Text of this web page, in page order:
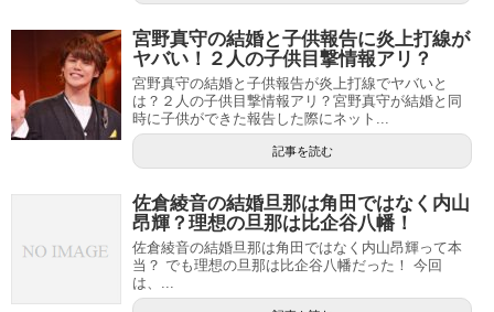
宮野真守の結婚と子供報告に炎上打線が
ヤバい！２人の子供目撃情報アリ？
宮野真守の結婚と子供報告が炎上打線でヤバいと
は？２人の子供目撃情報アリ？宮野真守が結婚と同
時に子供ができた報告した際にネット...
記事を読む
佐倉綾音の結婚旦那は角田ではなく内山
昂輝？理想の旦那は比企谷八幡！
佐倉綾音の結婚旦那は角田ではなく内山昂輝って本
当？ でも理想の旦那は比企谷八幡だった！ 今回
は、...